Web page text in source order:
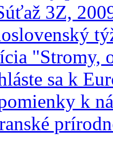
3Z,
"Stromy,
sa k
k